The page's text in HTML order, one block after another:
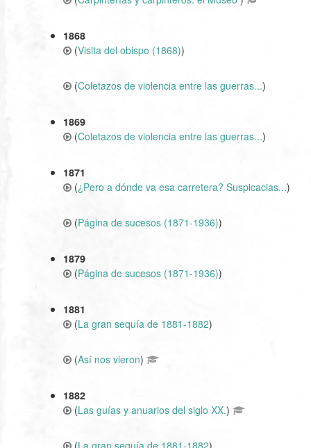
1868
(Visita del obispo (1868))
(Coletazos de violencia entre las guerras...)
1869
(Coletazos de violencia entre las guerras...)
1871
(¿Pero a dónde va esa carretera? Suspicacias...)
(Página de sucesos (1871-1936))
1879
(Página de sucesos (1871-1936))
1881
(La gran sequía de 1881-1882)
(Así nos vieron)
1882
(Las guías y anuarios del siglo XX.)